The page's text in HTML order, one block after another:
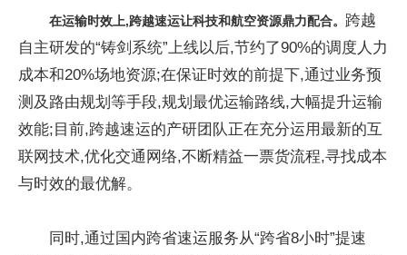
在运输时效上,跨越速运让科技和航空资源鼎力配合。 跨越
自主研发的“铸剑系统”上线以后,节约了90%的调度人力
成本和20%场地资源;在保证时效的前提下,通过业务预
测及路由规划等手段,规划最优运输路线,大幅提升运输
效能;目前,跨越速运的产研团队正在充分运用最新的互
联网技术,优化交通网络,不断精益一票货流程,寻找成本
与时效的最优解。
同时,通过国内跨省速运服务从“跨省8小时”提速